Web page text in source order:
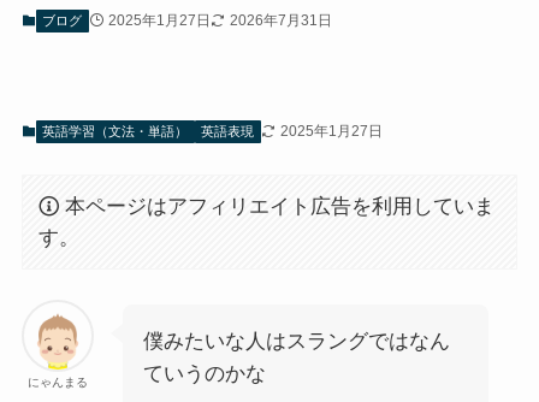
ブログ 2025年1月27日 2026年7月31日
英語学習（文法・単語） 英語表現 2025年1月27日
本ページはアフィリエイト広告を利用していま
す。
にゃんまる
僕みたいな人はスラングではなん
ていうのかな